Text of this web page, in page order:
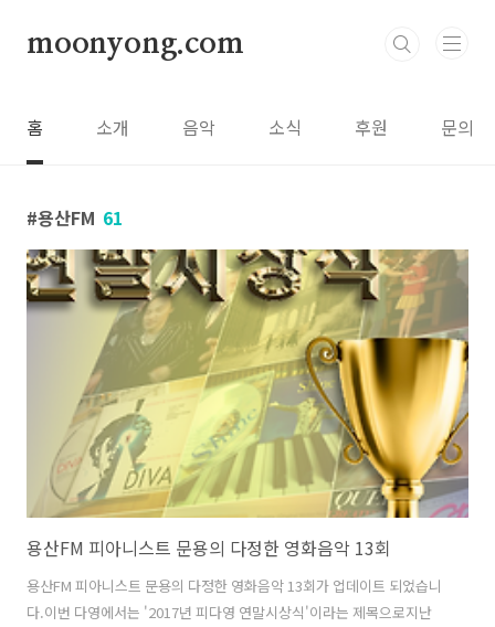
moonyong.com
홈 소개 음악 소식 후원 문의
용산FM 61
용산FM 피아니스트 문용의 다정한 영화음악 13회
용산FM 피아니스트 문용의 다정한 영화음악 13회가 업데이트 되었습니
다.이번 다영에서는 '2017년 피다영 연말시상식'이라는 제목으로지난